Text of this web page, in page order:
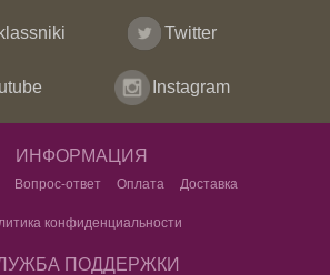
Twitter
Instagram
ИНФОРМАЦИЯ
Вопрос-ответ Оплата Доставка
конфиденциальности
ПОДДЕРЖКИ